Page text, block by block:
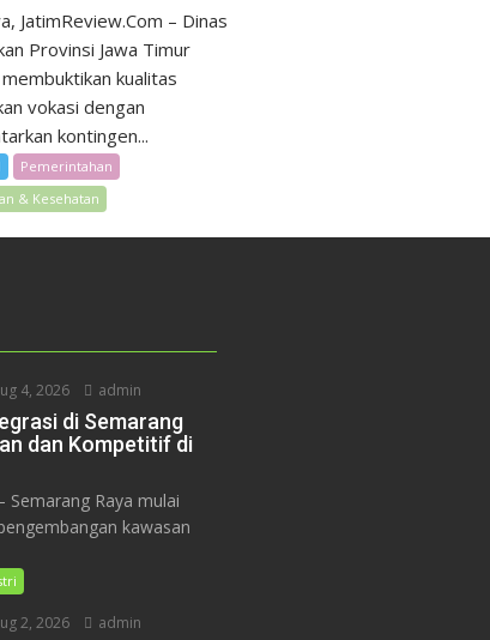
JatimReview.Com – Dinas
Provinsi Jawa Timur
kualitas
vokasi dengan
kontingen...
Pemerintahan
& Kesehatan
4, 2026 admin
di Semarang
dan Kompetitif di
Semarang Raya mulai
kawasan
2, 2026 admin